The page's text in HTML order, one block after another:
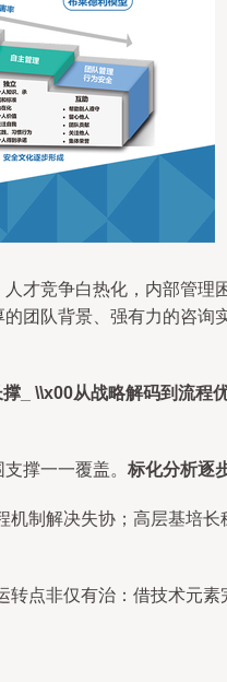
才竞争白热化，内部管
团队背景、强有力的咨
_ \\x00从战略解码到流程
撑一一覆盖。 标化分析逐
制解决失协；高层基培
点非仅有治：借技术元